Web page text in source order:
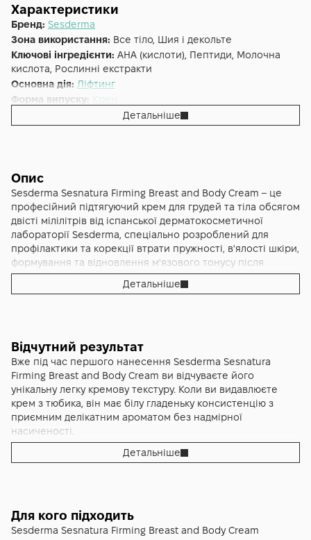
Характеристики
Бренд: Sesderma
Зона використання: Все тіло, Шия і декольте
Ключові інгредієнти: AHA (кислоти), Пептиди, Молочна
кислота, Рослинні екстракти
Основна дія: Ліфтинг
Форма випуску:
Крем
Детальніше
Опис
Sesderma Sesnatura Firming Breast and Body Cream – це
професійний підтягуючий крем для грудей та тіла обсягом
двісті мілілітрів від іспанської дерматокосметичної
лабораторії Sesderma, спеціально розроблений для
профілактики та корекції втрати пружності, в'ялості шкіри,
формування та відновлення м'язового тонусу після
вагітності, грудного вигодовування, різкої втрати ваги,
надмірного сонячного впливу, недостатньої фізичної
який підтримує еластичність та тургор шкіри через
відновлення структури дермального сполучнотканинного
матриксу, інноваційним пептидним комплексом Matrixyl®
як біотехнологічного палмітоїл-пентапептиду для
цілеспрямованої регенерації сполучної тканини,
відновлення характеристик молодої шкіри та підтримання
еластичності через стимуляцію синтезу колагену типу І та
ІІІ, фібронектину та глікозаміногліканів, гідролізованим
еластином для підвищення біодинамічних властивостей
гравітаційного птозу як груди, внутрішня поверхня рук,
живіт, диметиламіноетанолом DMAE як природним
Детальніше
Відчутний результат
Вже під час першого нанесення Sesderma Sesnatura
Firming Breast and Body Cream ви відчуваєте його
унікальну легку кремову текстуру. Коли ви видавлюєте
крем з тюбика, він має білу гладеньку консистенцію з
приємним делікатним ароматом без надмірної
насиченості.
При щоденному використанні вранці та ввечері протягом
здоровою.
Детальніше
Для кого підходить
Sesderma Sesnatura Firming Breast and Body Cream